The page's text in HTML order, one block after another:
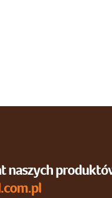
naszych